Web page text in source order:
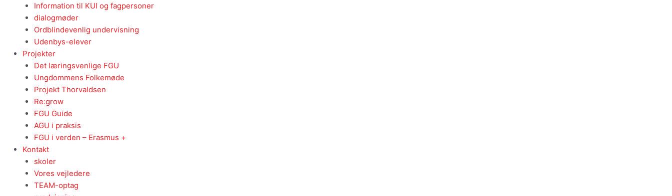
Information til KUI og fagpersoner
dialogmøder
Ordblindevenlig undervisning
Udenbys-elever
Projekter
Det læringsvenlige FGU
Ungdommens Folkemøde
Projekt Thorvaldsen
Re:grow
FGU Guide
AGU i praksis
FGU i verden – Erasmus +
Kontakt
skoler
Vores vejledere
TEAM-optag